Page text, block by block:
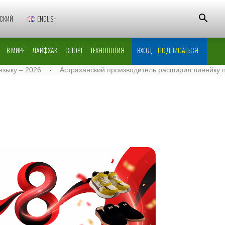
ENGLISH
В МИРЕ ЛАЙФХАК СПОРТ ТЕХНОЛОГИЯ ВХОД ПОДПИСАТЬСЯ
· Астраханский производитель расширил линейку